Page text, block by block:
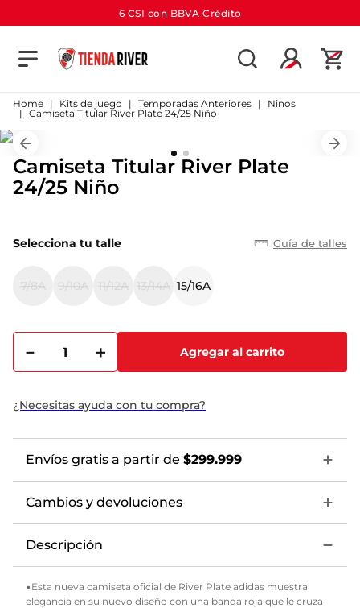
6 CSI con BBVA Crédito
Kits de juego Temporadas Anteriores
Ninos
Camiseta Titular River Plate 24/25 Niño
Camiseta Titular River Plate
24/25 Niño
Guía de talles
Selecciona tu talle
15/16A
＋
－ Agregar al carrito
¿Necesitas ayuda con tu compra?
Envíos gratis a partir de $299.999
Cambios y devoluciones
Descripción
•Esta nueva camiseta oficial de River Plate adidas muestra
elegancia en su nuevo diseño con una banda roja que le cruza
TÉRMINOS MÁS BUSCADOS
1
camiseta
4.
short
6.
pantalon
10. aniversario